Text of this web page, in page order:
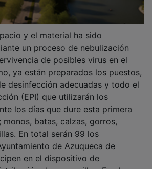
un proceso de nebulización
de posibles virus en el
ya están preparados los puestos,
desinfección adecuadas y todo el
(EPI) que utilizarán los
los días que dure esta primera
batas, calzas, gorros,
En total serán 99 los
de Azuqueca de
en el dispositivo de
de mascarillas. En el